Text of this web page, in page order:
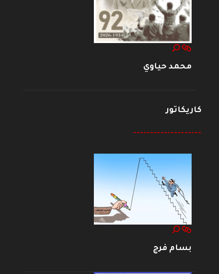
محمد حياوي
كاريكاتور
--------------------
بسام فرج